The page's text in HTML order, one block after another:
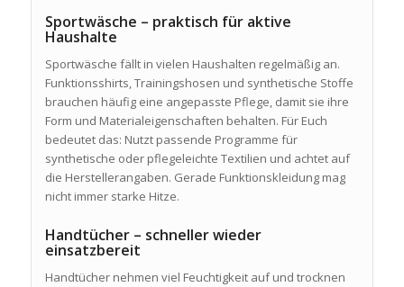
Sportwäsche – praktisch für aktive
Haushalte
Sportwäsche fällt in vielen Haushalten regelmäßig an.
Funktionsshirts, Trainingshosen und synthetische Stoffe
brauchen häufig eine angepasste Pflege, damit sie ihre
Form und Materialeigenschaften behalten. Für Euch
bedeutet das: Nutzt passende Programme für
synthetische oder pflegeleichte Textilien und achtet auf
die Herstellerangaben. Gerade Funktionskleidung mag
nicht immer starke Hitze.
Handtücher – schneller wieder
einsatzbereit
Handtücher nehmen viel Feuchtigkeit auf und trocknen